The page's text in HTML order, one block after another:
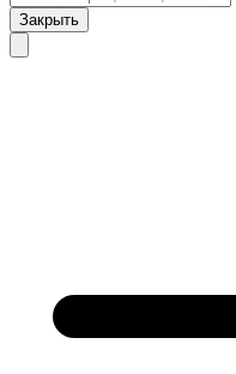
Закрыть